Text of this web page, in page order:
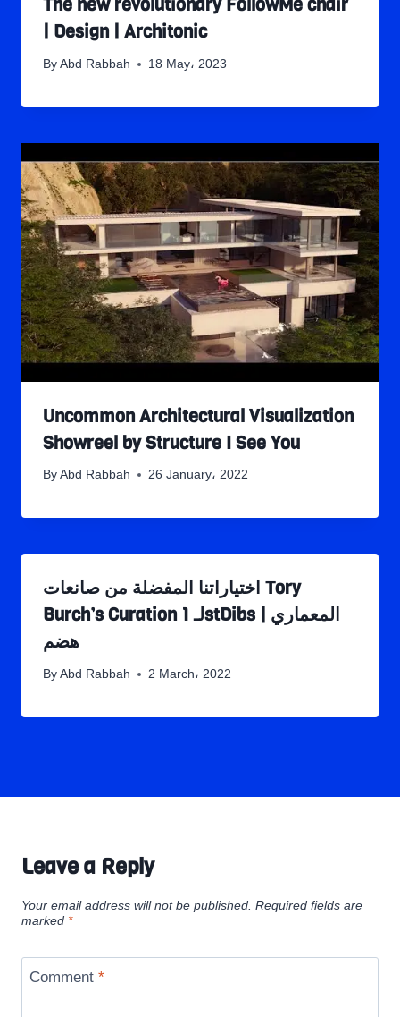
The new revolutionary FollowMe chair
| Design | Architonic
By Abd Rabbah 18 May، 2023
Uncommon Architectural Visualization
Showreel by Structure I See You
By Abd Rabbah 26 January، 2022
اختياراتنا المفضلة من صانعات Tory
Burch’s Curation لـ 1stDibs | المعماري
هضم
By Abd Rabbah 2 March، 2022
Leave a Reply
Your email address will not be published. Required fields are
marked *
Comment *